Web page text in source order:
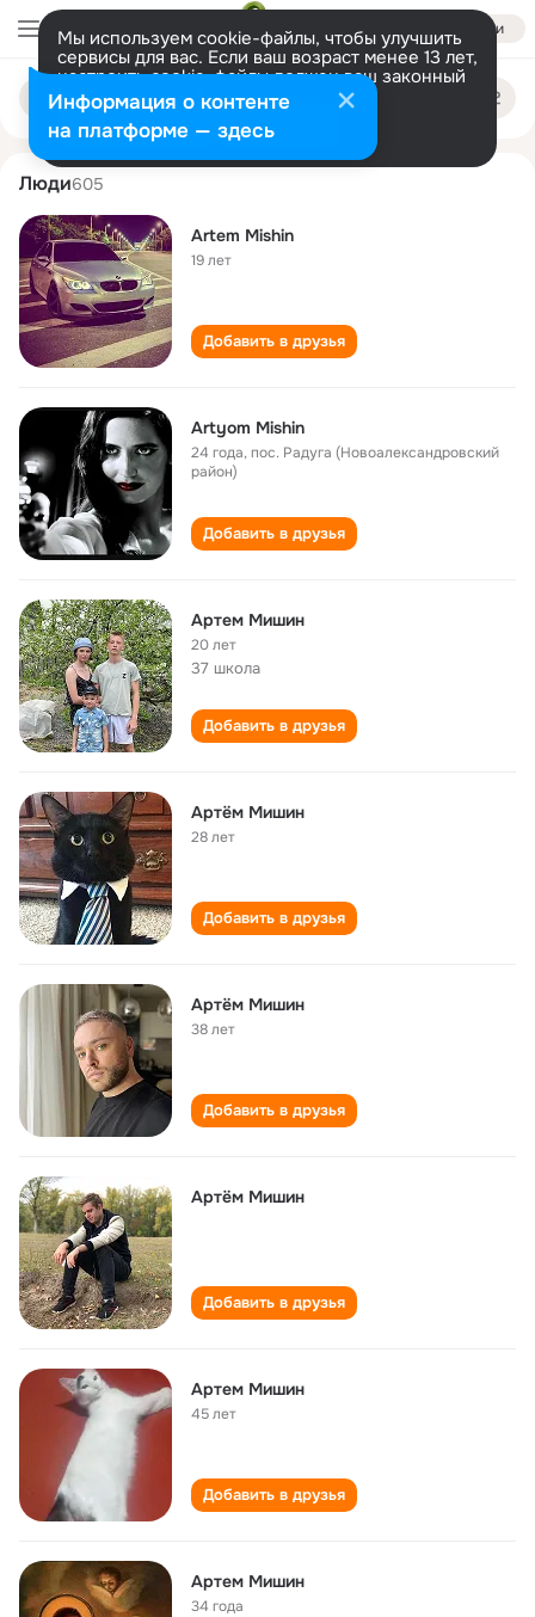
Войти
Мы используем cookie-файлы, чтобы улучшить
сервисы для вас. Если ваш возраст менее 13 лет,
настроить cookie-файлы должен ваш законный
представитель. Больше информации
Разрешить все Настроить
Поиск
людям
artyom mishin
Люди605
Artem Mishin
19 лет
Добавить в друзья
Artyom Mishin
24 года,пос. Радуга (Новоалександровский
район)
Добавить в друзья
Артем Мишин
20 лет
37 школа
Добавить в друзья
Артём Мишин
28 лет
Добавить в друзья
Артём Мишин
38 лет
Добавить в друзья
Артём Мишин
Добавить в друзья
Артем Мишин
45 лет
Добавить в друзья
Артем Мишин
34 года
Информация о контенте
на платформе — здесь